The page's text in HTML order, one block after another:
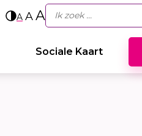
A AA
Sociale Kaart